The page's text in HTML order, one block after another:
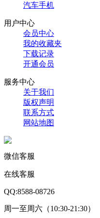
汽车手机
用户中心
会员中心
我的收藏夹
下载记录
开通会员
服务中心
关于我们
版权声明
联系方式
网站地图
微信客服
在线客服
QQ:8588-08726
周一至周六（10:30-21:30）